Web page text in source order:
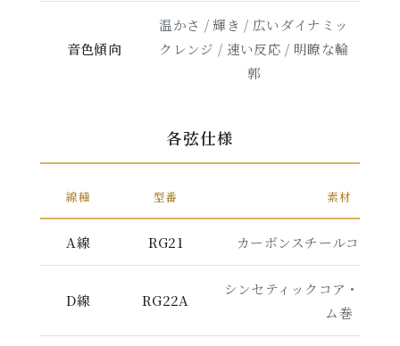
音色傾向
温かさ / 輝き / 広いダイナミッ
クレンジ / 速い反応 / 明瞭な輪
郭
各弦仕様
線種 型番 素材
A線 RG21 カーボンスチールコア・
D線 RG22A
シンセティックコア・シル
ム巻